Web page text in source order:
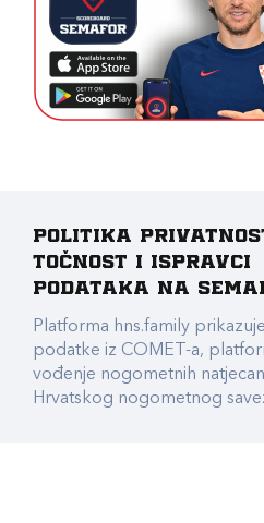
Politika
točnost i ispravci
podataka na
Platforma hns.family
podatke iz COMET-a,
vođenje nogometnih
Hrvatskog nogometnog